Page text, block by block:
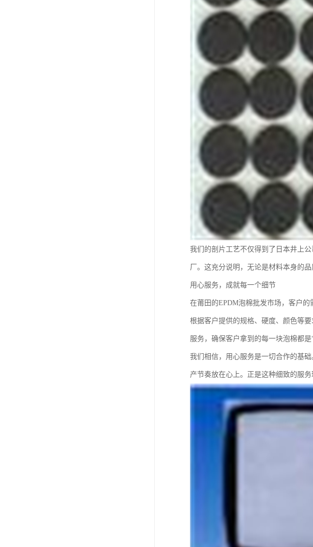
我们的剖片工艺不仅得到了日本井上
厂。这充分说明，无论是材料本身的
用心服务，成就每一个细节
在莆田的EPDM泡棉批发市场，客户
根据客户提供的规格、硬度、颜色等
服务，确保客户拿到的每一块泡棉都是
我们相信，用心服务是一切合作的基
产节奏放在心上。正是这种细致的服